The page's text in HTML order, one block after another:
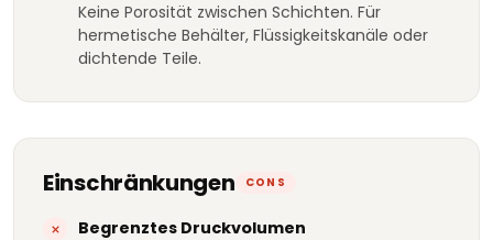
Keine Porosität zwischen Schichten. Für
hermetische Behälter, Flüssigkeitskanäle oder
dichtende Teile.
Einschränkungen CONS
Begrenztes Druckvolumen